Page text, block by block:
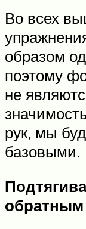
Во всех
образом
поэтому
не
рук, мы
базовыми.
обратным